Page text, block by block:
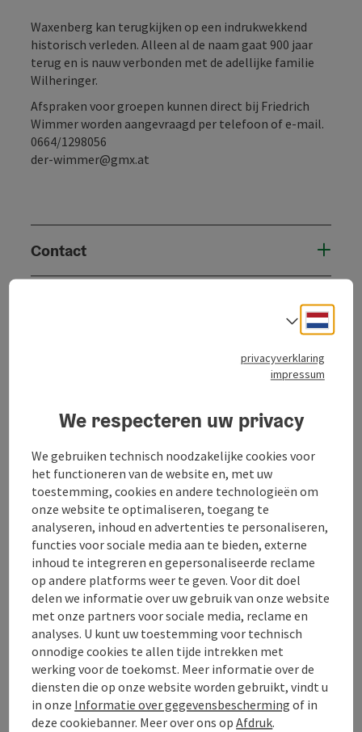
Waxenberg kan terugkijken op een indrukwekkend
historisch verleden. Alleen al de naam gaat 900 jaar
terug en is nauw verbonden met de adellijke familie
Wilheringer.
Afspraken voor groepen kunnen direct bij Friedrich
Wimmer worden aangevraagd per telefoon of e-mail.
0664/1298056
der-wimmer@gmx.at
Contact
Prijs
Geschiktheid
Toegankelijkheid
Inspiratie
Bijdrage aankruisen Bijdrage printen
privacyverklaring
impressum
We respecteren uw privacy
We gebruiken technisch noodzakelijke cookies voor
het functioneren van de website en, met uw
toestemming, cookies en andere technologieën om
onze website te optimaliseren, toegang te
analyseren, inhoud en advertenties te personaliseren,
functies voor sociale media aan te bieden, externe
inhoud te integreren en gepersonaliseerde reclame
op andere platforms weer te geven. Voor dit doel
delen we informatie over uw gebruik van onze website
met onze partners voor sociale media, reclame en
analyses. U kunt uw toestemming voor technisch
onnodige cookies te allen tijde intrekken met
werking voor de toekomst. Meer informatie over de
diensten die op onze website worden gebruikt, vindt u
in onze Informatie over gegevensbescherming of in
deze cookiebanner. Meer over ons opAfdruk.